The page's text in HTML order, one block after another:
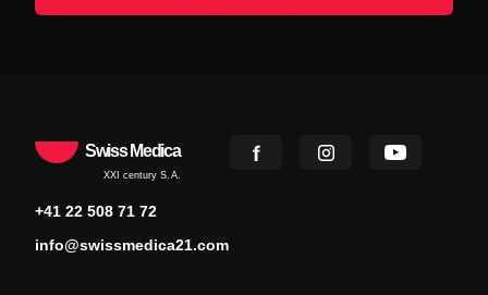
Swiss Medica
XXI century S.A.
+41 22 508 71 72
info@swissmedica21.com